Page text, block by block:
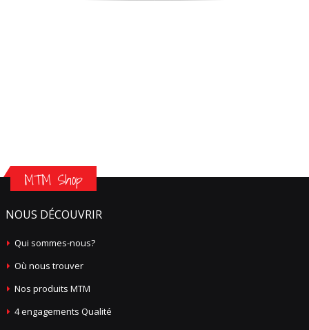
MTM Shop
NOUS DÉCOUVRIR
Qui sommes-nous?
Où nous trouver
Nos produits MTM
4 engagements Qualité